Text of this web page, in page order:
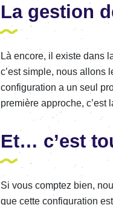
La gestion
Là encore, il existe dans
c’est simple, nous allons
confi­­gu­­ra­­tion a un seul
première approche, c’est
Et… c’est
Si vous comp­­tez bien,
que cette confi­­gu­­ra­­tion